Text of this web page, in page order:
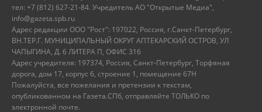
тел: +7 (812) 627-21-84. Учредитель АО "Открытые Медиа",
info@gazeta.spb.ru
Адрес редакции ООО "Рост": 197022, Россия, г.Санкт-Петербург,
ВН.ТЕР.Г. МУНИЦИПАЛЬНЫЙ ОКРУГ АПТЕКАРСКИЙ ОСТРОВ, УЛ
ЧАПЫГИНА, Д. 6 ЛИТЕРА П, ОФИС 316
Адрес учредителя: 197374, Россия, Санкт-Петербург, Торфяная
дорога, дом 17, корпус 6, строение 1, помещение 67Н
Пожалуйста, все пожелания и претензии к текстам,
опубликованном на Газета.СПб, отправляйте ТОЛЬКО по
электронной почте.